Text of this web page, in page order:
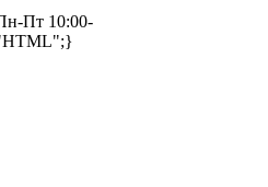
Пт 10:00-